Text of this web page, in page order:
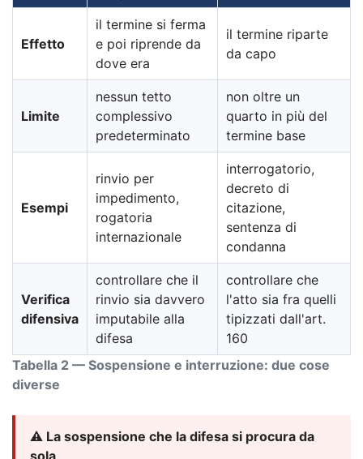
Tabella 2 — Sospensione e interruzione: due cose
diverse
Effetto
il termine si ferma
e poi riprende da
dove era
il termine riparte
da capo
Limite
nessun tetto
complessivo
predeterminato
non oltre un
quarto in più del
termine base
Esempi
rinvio per
impedimento,
rogatoria
internazionale
interrogatorio,
decreto di
citazione,
sentenza di
condanna
Verifica
difensiva
controllare che il
rinvio sia davvero
imputabile alla
difesa
controllare che
l'atto sia fra quelli
tipizzati dall'art.
160
⚠️ La sospensione che la difesa si procura da
sola